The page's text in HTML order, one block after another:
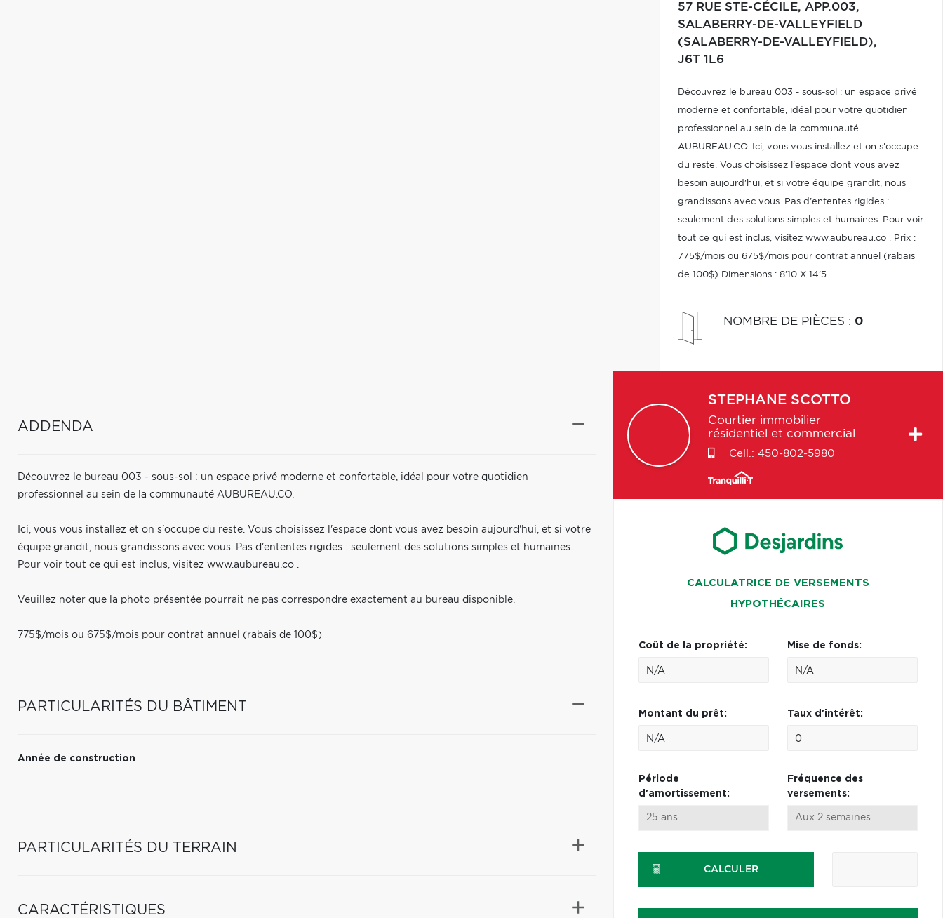
57 RUE STE-CÉCILE, APP.003,
SALABERRY-DE-VALLEYFIELD
(SALABERRY-DE-VALLEYFIELD),
J6T 1L6
Découvrez le bureau 003 - sous-sol : un espace privé
moderne et confortable, idéal pour votre quotidien
professionnel au sein de la communauté
AUBUREAU.CO. Ici, vous vous installez et on s'occupe
du reste. Vous choisissez l'espace dont vous avez
besoin aujourd'hui, et si votre équipe grandit, nous
grandissons avec vous. Pas d'ententes rigides :
seulement des solutions simples et humaines. Pour voir
tout ce qui est inclus, visitez www.aubureau.co . Prix :
775$/mois ou 675$/mois pour contrat annuel (rabais
de 100$) Dimensions : 8'10 X 14'5
NOMBRE DE PIÈCES : 0
ADDENDA
Découvrez le bureau 003 - sous-sol : un espace privé moderne et confortable, idéal pour votre quotidien
professionnel au sein de la communauté AUBUREAU.CO.
Ici, vous vous installez et on s'occupe du reste. Vous choisissez l'espace dont vous avez besoin aujourd'hui, et si votre
équipe grandit, nous grandissons avec vous. Pas d'ententes rigides : seulement des solutions simples et humaines.
Pour voir tout ce qui est inclus, visitez www.aubureau.co .
Veuillez noter que la photo présentée pourrait ne pas correspondre exactement au bureau disponible.
775$/mois ou 675$/mois pour contrat annuel (rabais de 100$)
PARTICULARITÉS DU BÂTIMENT
Année de construction
PARTICULARITÉS DU TERRAIN
CARACTÉRISTIQUES
STEPHANE SCOTTO
Courtier immobilier
résidentiel et commercial
Cell.: 450-802-5980
CALCULATRICE DE VERSEMENTS
HYPOTHÉCAIRES
Coût de la propriété: Mise de fonds:
Montant du prêt: Taux d'intérêt:
Période
d'amortissement:
Fréquence des
versements:
CALCULER